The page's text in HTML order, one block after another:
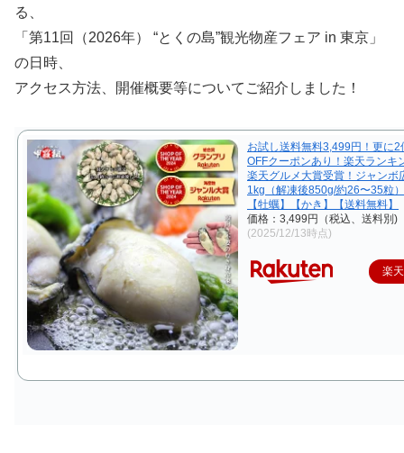
る、
「第11回（2026年） “とくの島”観光物産フェア in 東京」
の日時、
アクセス方法、開催概要等についてご紹介しました！
お試し送料無料3,499円！更に2
OFFクーポンあり！楽天ランキ
楽天グルメ大賞受賞！ジャンボ
1kg（解凍後850g/約26〜35粒
【牡蠣】【かき】【送料無料】
価格：3,499円（税込、送料別)
(2025/12/13時点)
楽